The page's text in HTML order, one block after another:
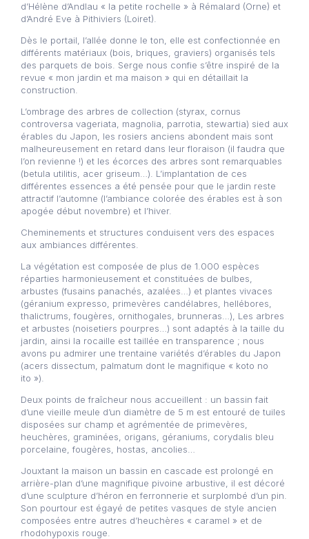
d’Hélène d’Andlau « la petite rochelle » à Rémalard (Orne) et
d’André Eve à Pithiviers (Loiret).
Dès le portail, l’allée donne le ton, elle est confectionnée en
différents matériaux (bois, briques, graviers) organisés tels
des parquets de bois. Serge nous confie s’être inspiré de la
revue « mon jardin et ma maison » qui en détaillait la
construction.
L’ombrage des arbres de collection (styrax, cornus
controversa vageriata, magnolia, parrotia, stewartia) sied aux
érables du Japon, les rosiers anciens abondent mais sont
malheureusement en retard dans leur floraison (il faudra que
l’on revienne !) et les écorces des arbres sont remarquables
(betula utilitis, acer griseum…). L’implantation de ces
différentes essences a été pensée pour que le jardin reste
attractif l’automne (l’ambiance colorée des érables est à son
apogée début novembre) et l’hiver.
Cheminements et structures conduisent vers des espaces
aux ambiances différentes.
La végétation est composée de plus de 1.000 espèces
réparties harmonieusement et constituées de bulbes,
arbustes (fusains panachés, azalées…) et plantes vivaces
(géranium expresso, primevères candélabres, hellébores,
thalictrums, fougères, ornithogales, brunneras…), Les arbres
et arbustes (noisetiers pourpres…) sont adaptés à la taille du
jardin, ainsi la rocaille est taillée en transparence ; nous
avons pu admirer une trentaine variétés d’érables du Japon
(acers dissectum, palmatum dont le magnifique « koto no
ito »).
Deux points de fraîcheur nous accueillent : un bassin fait
d’une vieille meule d’un diamètre de 5 m est entouré de tuiles
disposées sur champ et agrémentée de primevères,
heuchères, graminées, origans, géraniums, corydalis bleu
porcelaine, fougères, hostas, ancolies…
Jouxtant la maison un bassin en cascade est prolongé en
arrière-plan d’une magnifique pivoine arbustive, il est décoré
d’une sculpture d’héron en ferronnerie et surplombé d’un pin.
Son pourtour est égayé de petites vasques de style ancien
composées entre autres d’heuchères « caramel » et de
rhodohypoxis rouge.